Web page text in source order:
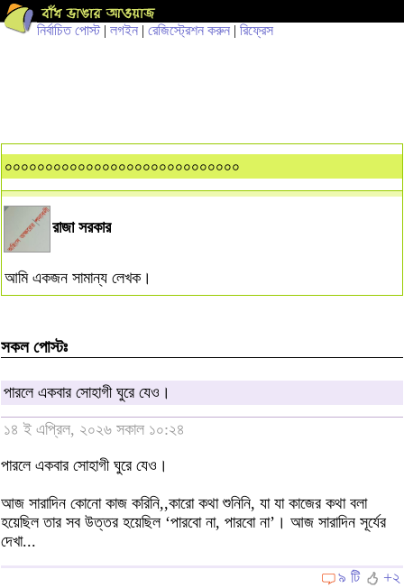
নির্বাচিত পোস্ট| লগইন | রেজিস্ট্রেশন করুন | রিফ্রেস
০০০০০০০০০০০০০০০০০০০০০০০০০০০০০
রাজা সরকার
আমি একজন সামান্য লেখক।
সকল পোস্টঃ
পারলে একবার সোহাগী ঘুরে যেও।
১৪ ই এপ্রিল, ২০২৬ সকাল ১০:২৪
পারলে একবার সোহাগী ঘুরে যেও।
আজ সারাদিন কোনো কাজ করিনি,,কারো কথা শুনিনি, যা যা কাজের কথা বলা
হয়েছিল তার সব উত্তর হয়েছিল ‘পারবো না, পারবো না’। আজ সারাদিন সূর্যের
দেখা...
৯ টি
+২